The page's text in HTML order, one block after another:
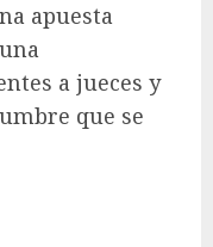
apuesta
a jueces y
que se